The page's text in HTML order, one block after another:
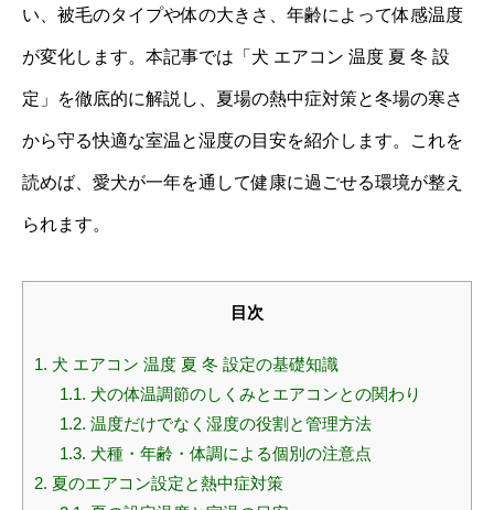
い、被毛のタイプや体の大きさ、年齢によって体感温度
が変化します。本記事では「犬 エアコン 温度 夏 冬 設
定」を徹底的に解説し、夏場の熱中症対策と冬場の寒さ
から守る快適な室温と湿度の目安を紹介します。これを
読めば、愛犬が一年を通して健康に過ごせる環境が整え
られます。
目次
1. 犬 エアコン 温度 夏 冬 設定の基礎知識
1.1. 犬の体温調節のしくみとエアコンとの関わり
1.2. 温度だけでなく湿度の役割と管理方法
1.3. 犬種・年齢・体調による個別の注意点
2. 夏のエアコン設定と熱中症対策